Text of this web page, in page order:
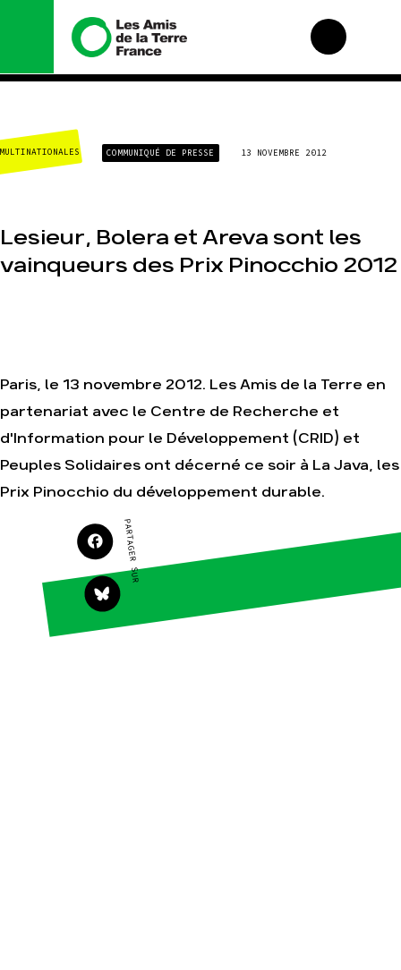
Nous connaître
Histoire
Valeurs
Équipes et
de la Terre
Total, rendez-vous
Mode : une tendance
destructrice
Gaz au Mozambique,
Agir
terrain
Agir au quotidien
Soutenir les
campagnes
Transmettre tout ou
partie de son
patrimoine
Nos
Climat – Énergie
Agriculture
Multinationales
MULTINATIONALES COMMUNIQUÉ DE PRESSE 13 NOVEMBRE 2012
Lesieur, Bolera et Areva sont les
vainqueurs des Prix Pinocchio 2012
Paris, le 13 novembre 2012. Les Amis de la Terre en
partenariat avec le Centre de Recherche et
d'Information pour le Développement (CRID) et
Peuples Solidaires ont décerné ce soir à La Java, les
Prix Pinocchio du développement durable.
PARTAGER SUR